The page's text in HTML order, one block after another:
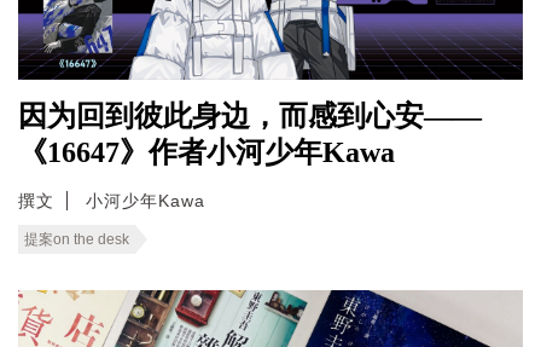
因为回到彼此身边，而感到心安——
《16647》作者小河少年Kawa
撰文 小河少年Kawa
提案on the desk